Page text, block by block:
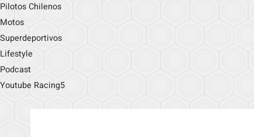
Pilotos Chilenos
Motos
Superdeportivos
Lifestyle
Podcast
Youtube Racing5